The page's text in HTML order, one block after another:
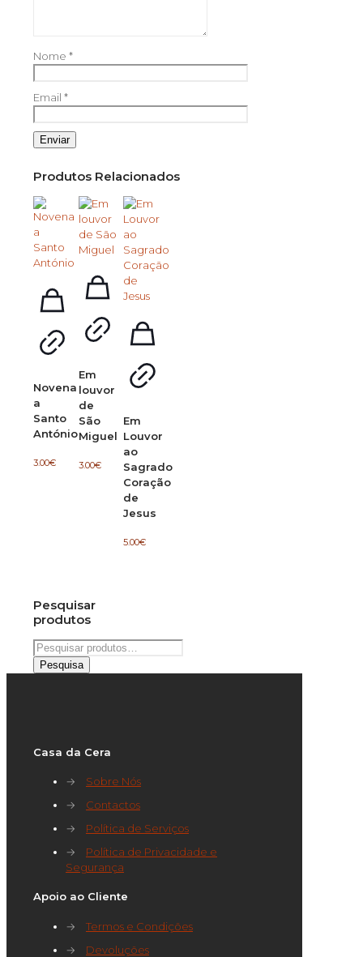
Nome *
Email *
Produtos Relacionados
Novena
a
Santo
António
3.00€
Em
louvor
de
São
Miguel
3.00€
Em
Louvor
ao
Sagrado
Coração
de
Jesus
5.00€
Pesquisar
produtos
Pesquisar
por:
Pesquisa
Casa da Cera
→
Sobre Nós
→
Contactos
→
Política de Serviços
→
Política de Privacidade e
Segurança
Apoio ao Cliente
→
Termos e Condições
→
Devoluções